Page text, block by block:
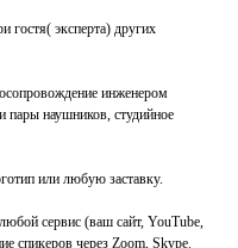
гостя( эксперта) других
инженером
пары наушников, студийное
или любую заставку.
сервис (ваш сайт, YouTube,
спикеров через Zoom, Skype.